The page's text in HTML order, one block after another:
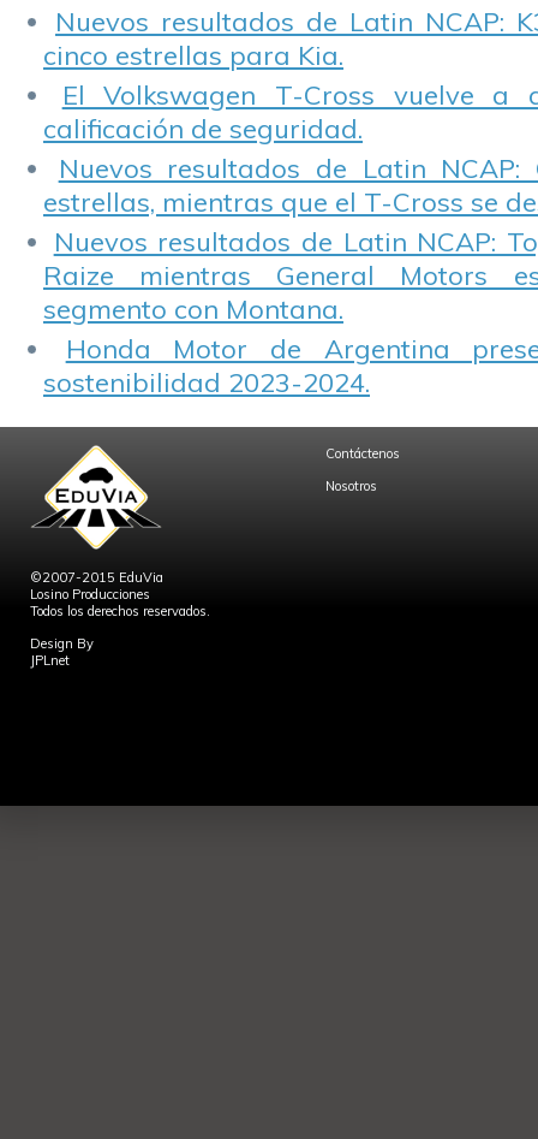
Nuevos resultados de Latin NCAP:
cinco estrellas para Kia.
El Volkswagen T-Cross vuelve a
calificación de seguridad.
Nuevos resultados de Latin NCAP:
estrellas, mientras que el T-Cross se
Nuevos resultados de Latin NCAP:
Raize mientras General Motors
segmento con Montana.
Honda Motor de Argentina
sostenibilidad 2023-2024.
©2007-2015 EduVia
Losino Producciones
Todos los derechos reservados.
Design By
JPLnet
Contáctenos
Nosotros